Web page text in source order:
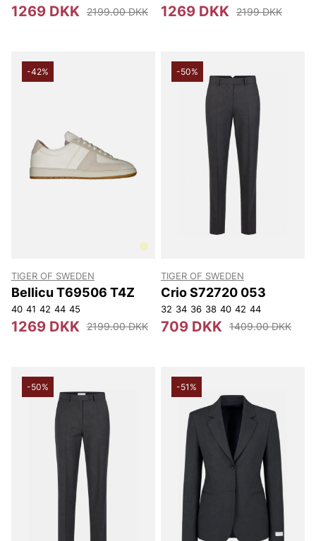
1269 DKK 2199.00 DKK 1269 DKK 2199 DKK
-42%
TIGER OF SWEDEN
Bellicu T69506 T4Z
40 41 42 44 45
1269 DKK 2199.00 DKK
-50%
TIGER OF SWEDEN
Crio S72720 053
32 34 36 38 40 42 44
709 DKK 1409.00 DKK
-50% -51%